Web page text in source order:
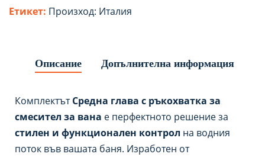
Етикет: Произход: Италия
Описание Допълнителна информация
КомплектътСредна глава с ръкохватка за
смесител за вана е перфектното решение за
стилен и функционален контрол на водния
поток във вашата баня. Изработен от